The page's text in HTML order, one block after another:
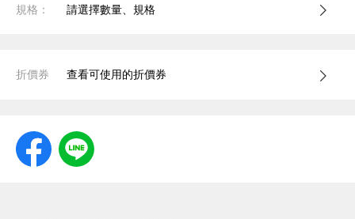
規格： 請選擇數量、規格
折價券 查看可使用的折價券